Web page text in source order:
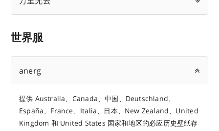
世界服
anerg
提供 Australia、Canada、中国、Deutschland、
España、France、Italia、日本、New Zealand、United
Kingdom 和 United States 国家和地区的必应历史壁纸存